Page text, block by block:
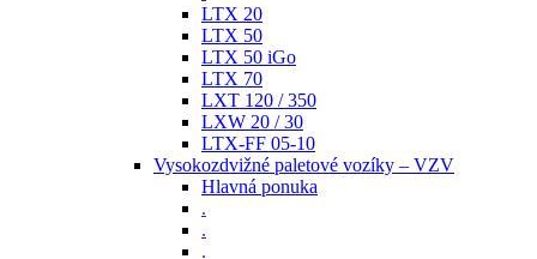
LTX 20
LTX 50
LTX 50 iGo
LTX 70
LXT 120 / 350
LXW 20 / 30
LTX-FF 05-10
Vysokozdvižné paletové vozíky – VZV
Hlavná ponuka
.
.
.